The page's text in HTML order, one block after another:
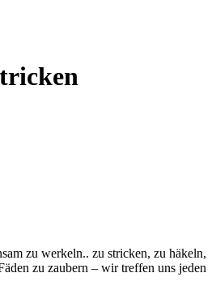
zu werkeln.. zu stricken, zu häkeln,
zu zaubern – wir treffen uns jeden